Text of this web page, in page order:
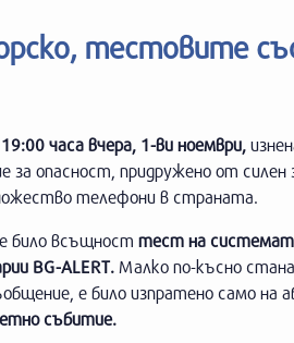
тестовите
часа вчера, 1-ви ноември,
за опасност, придружено от силен
телефони в страната.
било всъщност тест на
BG-ALERT. Малко по-късно
е било изпратено само на
събитие.